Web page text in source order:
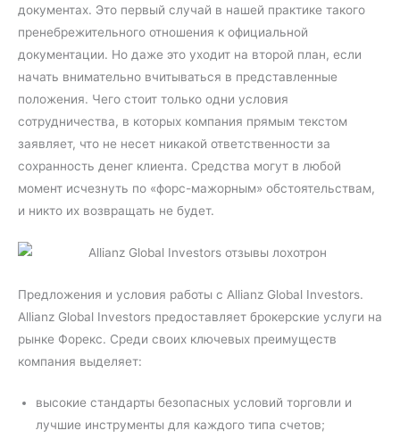
документах. Это первый случай в нашей практике такого
пренебрежительного отношения к официальной
документации. Но даже это уходит на второй план, если
начать внимательно вчитываться в представленные
положения. Чего стоит только одни условия
сотрудничества, в которых компания прямым текстом
заявляет, что не несет никакой ответственности за
сохранность денег клиента. Средства могут в любой
момент исчезнуть по «форс-мажорным» обстоятельствам,
и никто их возвращать не будет.
Предложения и условия работы с Allianz Global Investors.
Allianz Global Investors предоставляет брокерские услуги на
рынке Форекс. Среди своих ключевых преимуществ
компания выделяет:
высокие стандарты безопасных условий торговли и
лучшие инструменты для каждого типа счетов;